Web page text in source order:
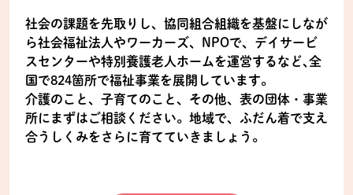
社会の課題を先取りし、協同組合組織を基盤にしなが
ら社会福祉法人やワーカーズ、NPOで、デイサービ
スセンターや特別養護老人ホームを運営するなど､全
国で824箇所で福祉事業を展開しています。
介護のこと、子育てのこと、その他、表の団体・事業
所にまずはご相談ください。地域で、ふだん着で支え
合うしくみをさらに育てていきましょう。